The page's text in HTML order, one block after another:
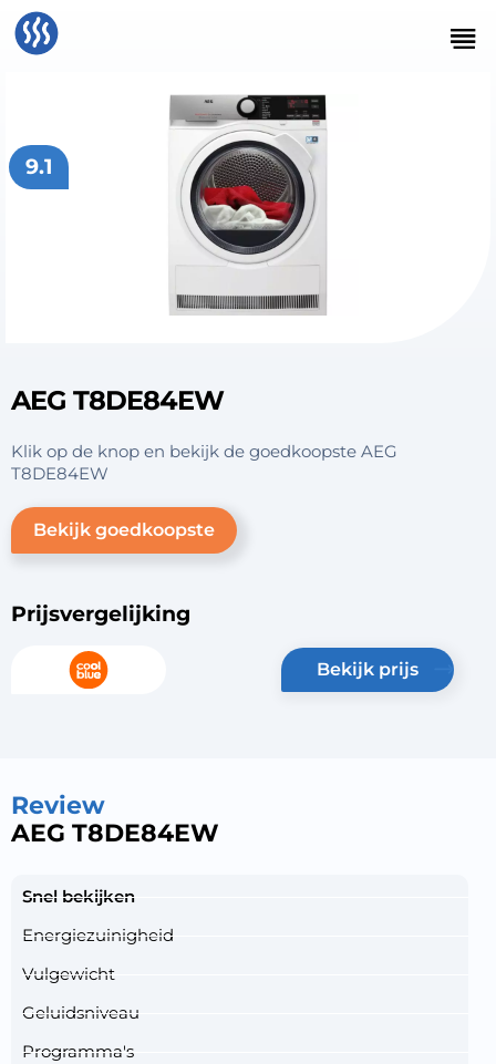
9.1
AEG T8DE84EW
Klik op de knop en bekijk de goedkoopste AEG
T8DE84EW
Bekijk goedkoopste
Prijsvergelijking
bekijk prijs
Review
AEG T8DE84EW
Snel bekijken
Energiezuinigheid
Vulgewicht
Geluidsniveau
Programma's